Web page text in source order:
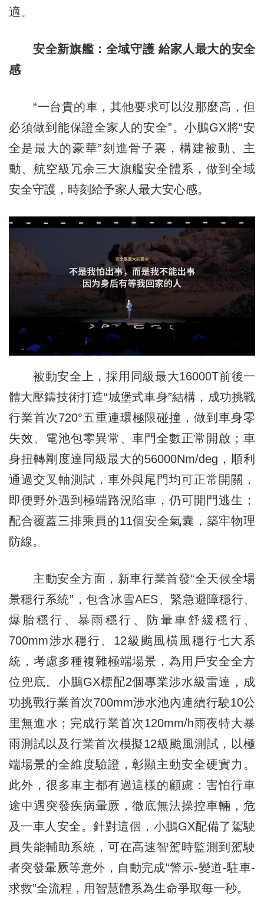
適。
安全新旗艦：全域守護 給家人最大的安全
感
“一台貴的車，其他要求可以沒那麼高，但
必須做到能保證全家人的安全”。小鵬GX將“安
全是最大的豪華”刻進骨子裏，構建被動、主
動、航空級冗余三大旗艦安全體系，做到全域
安全守護，時刻給予家人最大安心感。
被動安全上，採用同級最大16000T前後一
體大壓鑄技術打造“城堡式車身”結構，成功挑戰
行業首次720°五重連環極限碰撞，做到車身零
失效、電池包零異常、車門全數正常開啟；車
身扭轉剛度達同級最大的56000Nm/deg，順利
通過交叉軸測試，車外與尾門均可正常開關，
即便野外遇到極端路況陷車，仍可開門逃生；
配合覆蓋三排乘員的11個安全氣囊，築牢物理
防線。
主動安全方面，新車行業首發“全天候全場
景穩行系統”，包含冰雪AES、緊急避障穩行、
爆胎穩行、暴雨穩行、防暈車舒緩穩行、
700mm涉水穩行、12級颱風橫風穩行七大系
統，考慮多種複雜極端場景，為用戶安全全方
位兜底。小鵬GX標配2個專業涉水級雷達，成
功挑戰行業首次700mm涉水池內連續行駛10公
里無進水；完成行業首次120mm/h雨夜特大暴
雨測試以及行業首次模擬12級颱風測試，以極
端場景的全維度驗證，彰顯主動安全硬實力。
此外，很多車主都有過這樣的顧慮：害怕行車
途中遇突發疾病暈厥，徹底無法操控車輛，危
及一車人安全。針對這個，小鵬GX配備了駕駛
員失能輔助系統，可在高速智駕時監測到駕駛
者突發暈厥等意外，自動完成“警示-變道-駐車-
求救”全流程，用智慧體系為生命爭取每一秒。